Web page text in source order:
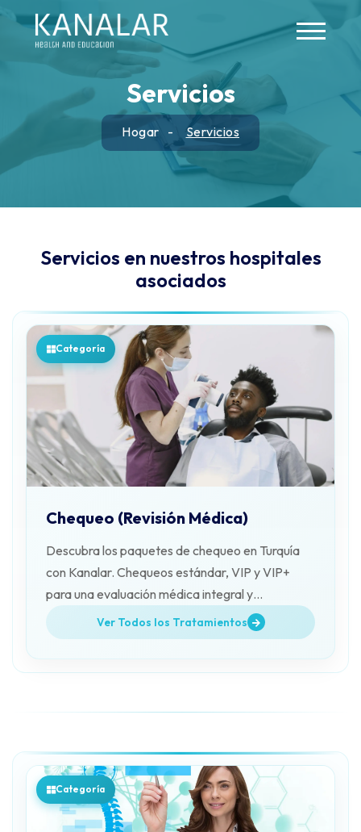
Servicios
Hogar Servicios
Servicios en nuestros hospitales
asociados
Categoría
Chequeo (Revisión Médica)
Descubra los paquetes de chequeo en Turquía
con Kanalar. Chequeos estándar, VIP y VIP+
para una evaluación médica integral y
personalizada en un solo día.
Ver Todos los Tratamientos
Categoría